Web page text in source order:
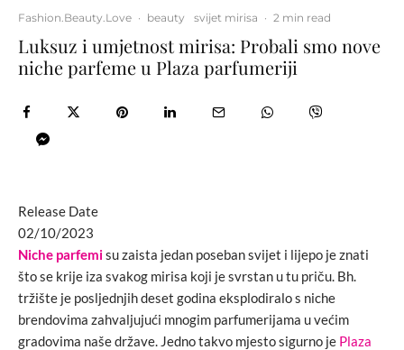
Fashion.Beauty.Love · beauty svijet mirisa · 2 min read
Luksuz i umjetnost mirisa: Probali smo nove
niche parfeme u Plaza parfumeriji
Release Date
02/10/2023
Niche parfemisu zaista jedan poseban svijet i lijepo je znati
što se krije iza svakog mirisa koji je svrstan u tu priču. Bh.
tržište je posljednjih deset godina eksplodiralo s niche
brendovima zahvaljujući mnogim parfumerijama u većim
gradovima naše države. Jedno takvo mjesto sigurno je Plaza